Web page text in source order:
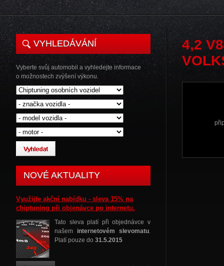
VYHLEDÁVÁNÍ
Vyberte svůj automobil a vyhledejte informace
o možnostech zvýšení výkonu.
NOVÉ AKTUALITY
Využijte akční nabídku - sleva 15% na
chiptuning při objenávce po internetu.
Tato sleva platí při objednávce v
našem internetovém slevomatu.
Platí pouze do 31.5.2015
4,2